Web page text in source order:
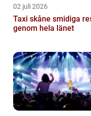
02 juli 2026
Taxi skåne smidiga resor
genom hela länet